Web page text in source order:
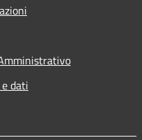
dati